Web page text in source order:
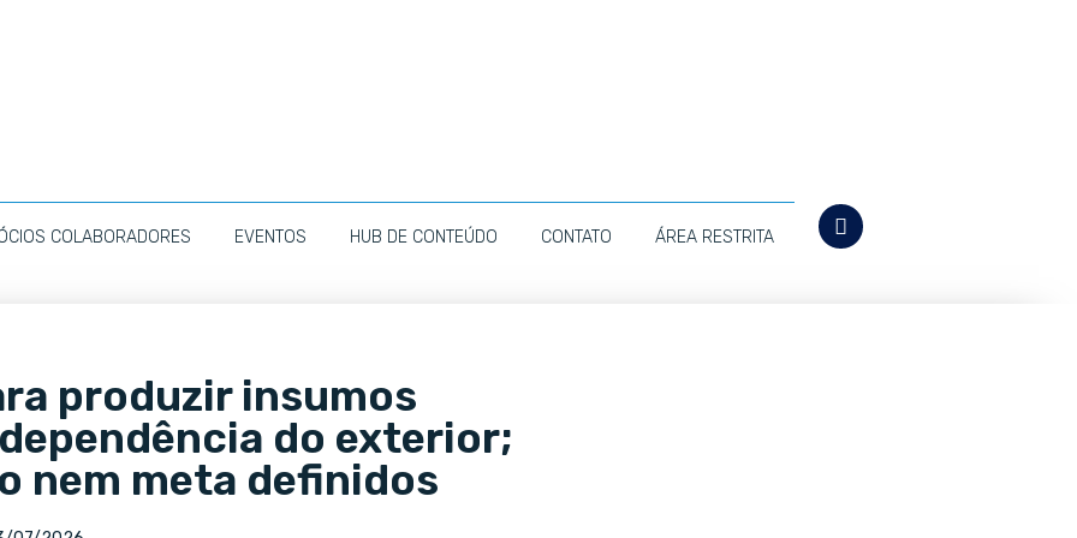
COLABORADORES EVENTOS HUB DE CONTEÚDO CONTATO ÁREA RESTRITA
produzir insumos
do exterior;
nem meta definidos